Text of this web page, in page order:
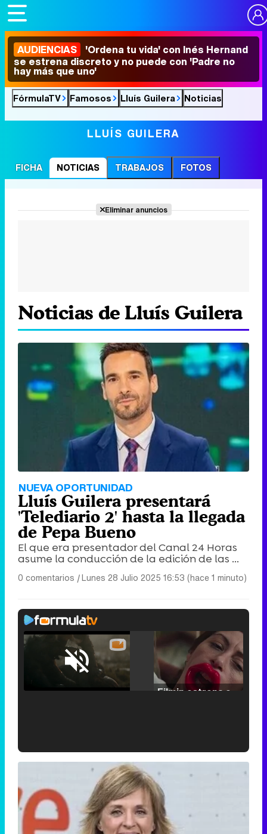
AUDIENCIAS 'Ordena tu vida' con Inés Hernand
se estrena discreto y no puede con 'Padre no
hay más que uno'
FórmulaTV Famosos Lluís Guilera Noticias
LLUÍS GUILERA
FICHA NOTICIAS TRABAJOS FOTOS
Eliminar anuncios
Noticias de Lluís Guilera
NUEVA OPORTUNIDAD
Lluís Guilera presentará
'Telediario 2' hasta la llegada
de Pepa Bueno
El que era presentador del Canal 24 Horas
asume la conducción de la edición de las ...
0 comentarios |Lunes 28 Julio 2025 16:53 (hace 1 minuto)
Unmute /
Loaded :
'120 Minutos' celebra sus 2.000 programas en Telemadrid con un vídeo del día a día en la redacción